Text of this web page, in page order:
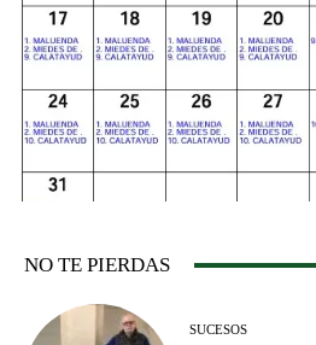
NO TE PIERDAS
SUCESOS